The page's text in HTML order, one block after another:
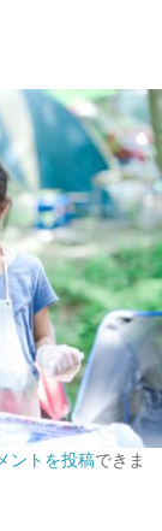
ントを投稿できま